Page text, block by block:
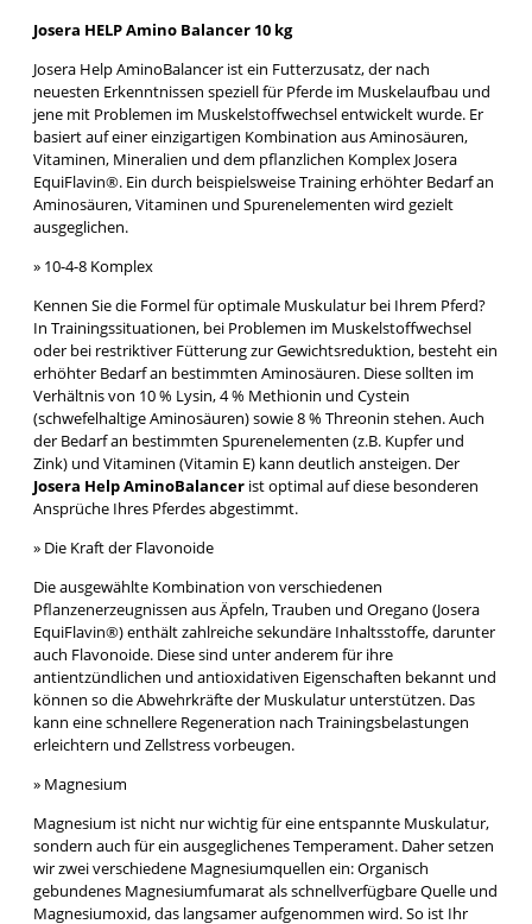
Josera HELP Amino Balancer 10 kg
Josera Help AminoBalancer ist ein Futterzusatz, der nach
neuesten Erkenntnissen speziell für Pferde im Muskelaufbau und
jene mit Problemen im Muskelstoffwechsel entwickelt wurde. Er
basiert auf einer einzigartigen Kombination aus Aminosäuren,
Vitaminen, Mineralien und dem pflanzlichen Komplex Josera
EquiFlavin®. Ein durch beispielsweise Training erhöhter Bedarf an
Aminosäuren, Vitaminen und Spurenelementen wird gezielt
ausgeglichen.
» 10-4-8 Komplex
Kennen Sie die Formel für optimale Muskulatur bei Ihrem Pferd?
In Trainingssituationen, bei Problemen im Muskelstoffwechsel
oder bei restriktiver Fütterung zur Gewichtsreduktion, besteht ein
erhöhter Bedarf an bestimmten Aminosäuren. Diese sollten im
Verhältnis von 10 % Lysin, 4 % Methionin und Cystein
(schwefelhaltige Aminosäuren) sowie 8 % Threonin stehen. Auch
der Bedarf an bestimmten Spurenelementen (z.B. Kupfer und
Zink) und Vitaminen (Vitamin E) kann deutlich ansteigen. Der
Josera Help AminoBalancer ist optimal auf diese besonderen
Ansprüche Ihres Pferdes abgestimmt.
» Die Kraft der Flavonoide
Die ausgewählte Kombination von verschiedenen
Pflanzenerzeugnissen aus Äpfeln, Trauben und Oregano (Josera
EquiFlavin®) enthält zahlreiche sekundäre Inhaltsstoffe, darunter
auch Flavonoide. Diese sind unter anderem für ihre
antientzündlichen und antioxidativen Eigenschaften bekannt und
können so die Abwehrkräfte der Muskulatur unterstützen. Das
kann eine schnellere Regeneration nach Trainingsbelastungen
erleichtern und Zellstress vorbeugen.
» Magnesium
Magnesium ist nicht nur wichtig für eine entspannte Muskulatur,
sondern auch für ein ausgeglichenes Temperament. Daher setzen
wir zwei verschiedene Magnesiumquellen ein: Organisch
gebundenes Magnesiumfumarat als schnellverfügbare Quelle und
Magnesiumoxid, das langsamer aufgenommen wird. So ist Ihr